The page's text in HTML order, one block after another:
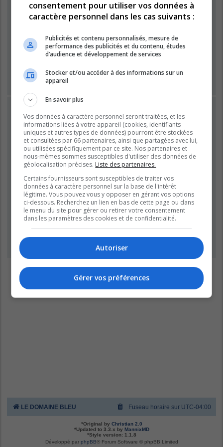
Mot de passe :
Se souvenir de moi
Masquer ma présence lors de cette session
INSCRIPTION
Vous devez être inscrit avant de pouvoir vous connecter.
L’inscription est rapide et vous offre de nombreux avantages.
Les administrateurs du forum peuvent accorder des
fonctionnalités supplémentaires aux utilisateurs inscrits. Avant
de vous inscrire, assurez-vous d’avoir pris connaissance de
nos conditions d’utilisation et de notre politique de
confidentialité. Veuillez également prendre le temps de
consulter attentivement toutes les règles du forum lors de votre
navigation.
Conditions d’utilisation|Politique de confidentialité
Inscription
LE DOMAINE BLEU Fuseau horaire sur UTC-04:00
*Original by Christian 2.0
*Updated to 3.3.x by MannixMD
*Style version: 1.1.8
Développé par phpBB® Forum Software © phpBB Limited
consentement pour utiliser vos données à
caractère personnel dans les cas suivants :
Publicités et contenu personnalisés, mesure de
performance des publicités et du contenu, études
d’audience et développement de services
Stocker et/ou accéder à des informations sur un
appareil
En savoir plus
Vos données à caractère personnel seront traitées, et les
informations liées à votre appareil (cookies, identifiants
uniques et autres types de données) pourront être stockées
et consultées par 66 partenaires, ainsi que partagées avec lui,
ou utilisées spécifiquement par ce site. Nos partenaires et
nous-mêmes sommes susceptibles d'utiliser des données de
géolocalisation précises. Liste des partenaires.
Certains fournisseurs sont susceptibles de traiter vos
données à caractère personnel sur la base de l'intérêt
légitime. Vous pouvez vous y opposer en gérant vos options
ci-dessous. Recherchez un lien en bas de cette page ou dans
le menu du site pour gérer ou retirer votre consentement
dans les paramètres des cookies et de confidentialité.
Autoriser
Gérer vos préférences